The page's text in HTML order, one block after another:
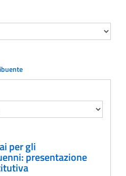
per gli
presentazione